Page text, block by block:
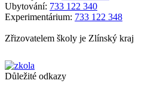
Ubytování: 733 122 340
Experimentárium: 733 122 348
Zřizovatelem školy je Zlínský kraj
Důležité odkazy